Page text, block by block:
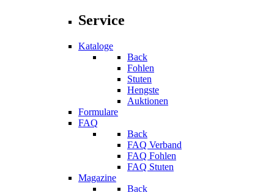
Service
Kataloge
Back
Fohlen
Stuten
Hengste
Auktionen
Formulare
FAQ
Back
FAQ Verband
FAQ Fohlen
FAQ Stuten
Magazine
Back